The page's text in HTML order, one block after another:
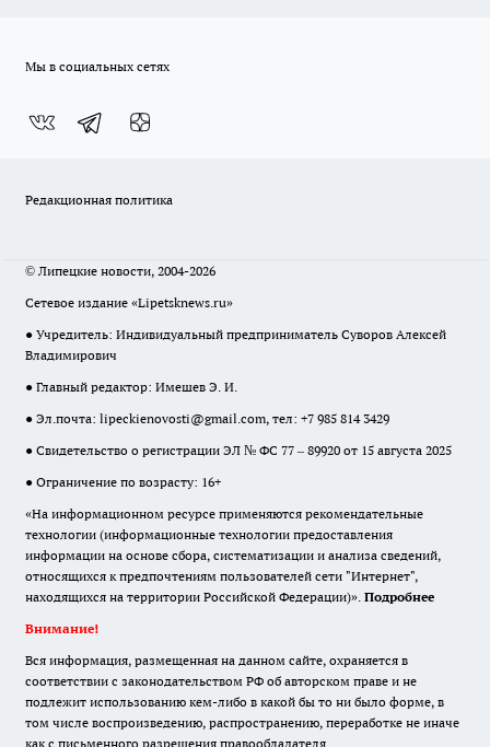
Мы в социальных сетях
Редакционная политика
© Липецкие новости, 2004-2026
Сетевое издание «Lipetsknews.ru»
● Учредитель: Индивидуальный предприниматель Суворов Алексей
Владимирович
● Главный редактор: Имешев Э. И.
● Эл.почта: lipeckienovosti@gmail.com, тел: +7 985 814 3429
● Свидетельство о регистрации ЭЛ № ФС 77 – 89920 от 15 августа 2025
● Ограничение по возрасту: 16+
«На информационном ресурсе применяются рекомендательные
технологии (информационные технологии предоставления
информации на основе сбора, систематизации и анализа сведений,
относящихся к предпочтениям пользователей сети "Интернет",
находящихся на территории Российской Федерации)». Подробнее
Внимание!
Вся информация, размещенная на данном сайте, охраняется в
соответствии с законодательством РФ об авторском праве и не
подлежит использованию кем-либо в какой бы то ни было форме, в
том числе воспроизведению, распространению, переработке не иначе
как с письменного разрешения правообладателя.